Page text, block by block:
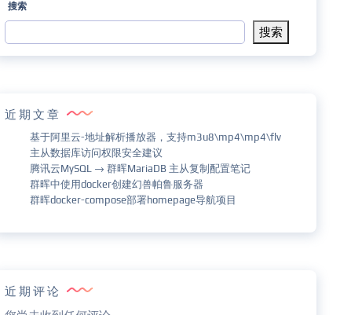
搜索
搜索
近期文章
基于阿里云-地址解析播放器，支持m3u8\mp4\mp4\flv
主从数据库访问权限安全建议
腾讯云MySQL → 群晖MariaDB 主从复制配置笔记
群晖中使用docker创建幻兽帕鲁服务器
群晖docker-compose部署homepage导航项目
近期评论